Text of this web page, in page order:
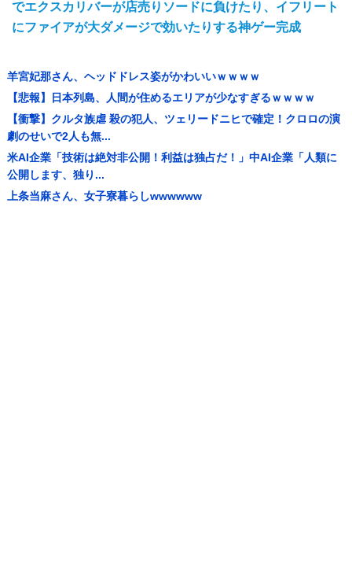
でエクスカリバーが店売りソードに負けたり、イフリート
にファイアが大ダメージで効いたりする神ゲー完成
羊宮妃那さん、ヘッドドレス姿がかわいいｗｗｗｗ
【悲報】日本列島、人間が住めるエリアが少なすぎるｗｗｗｗ
【衝撃】クルタ族虐 殺の犯人、ツェリードニヒで確定！クロロの演
劇のせいで2人も無...
米AI企業「技術は絶対非公開！利益は独占だ！」中AI企業「人類に
公開します、独り...
上条当麻さん、女子寮暮らしwwwwww